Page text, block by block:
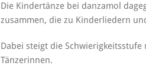
Die Kindertänze bei danzamol
zusammen, die zu Kinderliedern
Dabei steigt die
Tänzerinnen.